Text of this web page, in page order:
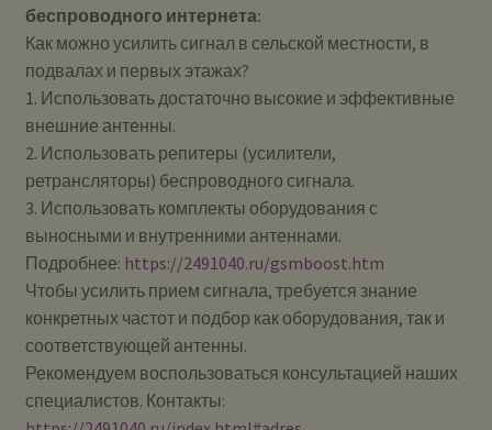
беспроводного интернета:
Как можно усилить сигнал в сельской местности, в
подвалах и первых этажах?
1. Использовать достаточно высокие и эффективные
внешние антенны.
2. Использовать репитеры (усилители,
ретрансляторы) беспроводного сигнала.
3. Использовать комплекты оборудования с
выносными и внутренними антеннами.
Подробнее: https://2491040.ru/gsmboost.htm
Чтобы усилить прием сигнала, требуется знание
конкретных частот и подбор как оборудования, так и
соответствующей антенны.
Рекомендуем воспользоваться консультацией наших
специалистов. Контакты: